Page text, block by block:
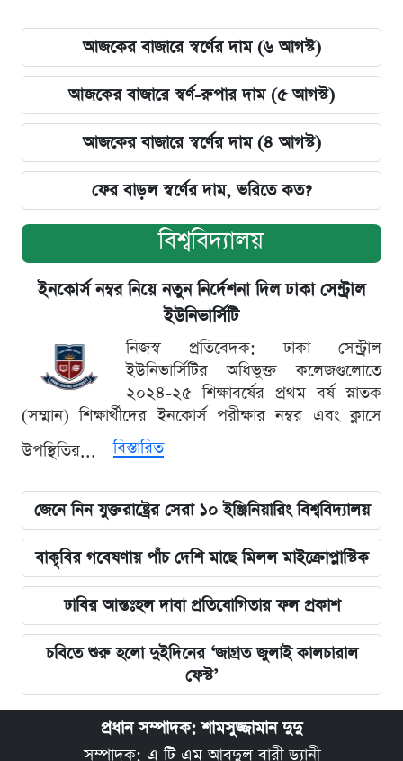
আজকের বাজারে স্বর্ণের দাম (৬ আগস্ট)
আজকের বাজারে স্বর্ণ-রুপার দাম (৫ আগস্ট)
আজকের বাজারে স্বর্ণের দাম (৪ আগস্ট)
ফের বাড়ল স্বর্ণের দাম, ভরিতে কত?
বিশ্ববিদ্যালয়
ইনকোর্স নম্বর নিয়ে নতুন নির্দেশনা দিল ঢাকা সেন্ট্রাল
ইউনিভার্সিটি
নিজস্ব প্রতিবেদক: ঢাকা সেন্ট্রাল
ইউনিভার্সিটির অধিভুক্ত কলেজগুলোতে
২০২৪-২৫ শিক্ষাবর্ষের প্রথম বর্ষ স্নাতক
(সম্মান) শিক্ষার্থীদের ইনকোর্স পরীক্ষার নম্বর এবং ক্লাসে
উপস্থিতির...
বিস্তারিত
জেনে নিন যুক্তরাষ্ট্রের সেরা ১০ ইঞ্জিনিয়ারিং বিশ্ববিদ্যালয়
বাকৃবির গবেষণায় পাঁচ দেশি মাছে মিলল মাইক্রোপ্লাস্টিক
ঢাবির আন্তঃহল দাবা প্রতিযোগিতার ফল প্রকাশ
চবিতে শুরু হলো দুইদিনের ‘জাগ্রত জুলাই কালচারাল
ফেস্ট’
প্রধান সম্পাদক: শামসুজ্জামান দুদু
সম্পাদক: এ টি এম আবদুল বারী ড্যানী